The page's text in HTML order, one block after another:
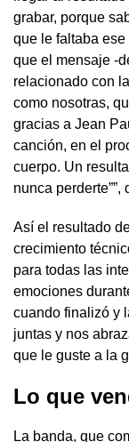
grabar, porque
que le faltaba
que el mensaje -
relacionado con
como nosotras,
gracias a Jean
canción, en el
cuerpo. Un
nunca perderte””,
Así el resultado
crecimiento
para todas las
emociones
cuando finalizó y
juntas y nos
que le guste a la
Lo que
La banda, que